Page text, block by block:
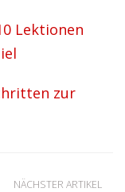
Lektionen
zur
NÄCHSTER ARTIKEL